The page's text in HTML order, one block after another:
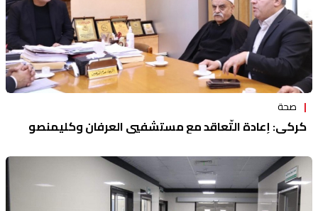
صحة
كركي: إعادة التّعاقد مع مستشفيي العرفان وكليمنصو